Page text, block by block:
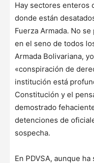
Hay sectores enteros
donde están
Fuerza Armada. No
en el seno de todos
Armada Bolivariana,
«conspiración de
institución está
Constitución y el
demostrado
detenciones de
sospecha.
En PDVSA, aunque